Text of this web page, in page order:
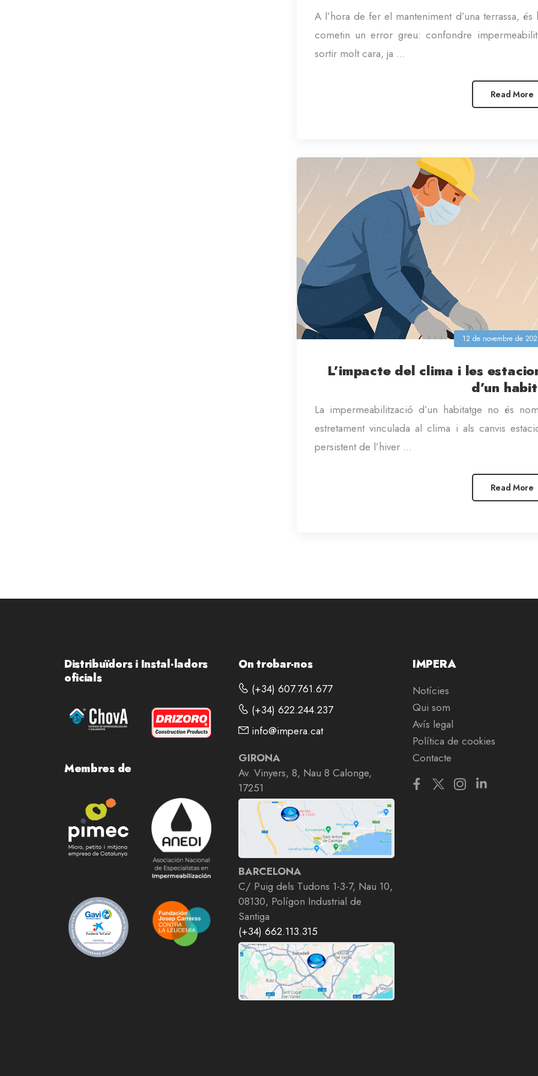
A l’hora de fer el manteniment d’una terrassa,
cometin un error greu: confondre
sortir molt cara, ja ...
Read More
12 de novembre de
L’impacte del clima i les
d’un
La impermeabilització d’un habitatge no és
estretament vinculada al clima i als canvis
persistent de l’hiver ...
Read More
Distribuïdors i Instal·ladors
oficials
Membres de
On trobar-nos
(+34) 607.761.677
(+34) 622.244.237
info@impera.cat
GIRONA
Av. Vinyers, 8, Nau 8 Calonge,
17251
BARCELONA
C/ Puig dels Tudons 1-3-7, Nau 10,
08130, Polígon Industrial de
Santiga
(+34) 662.113.315
IMPERA
Notícies
Qui som
Avís legal
Política de cookies
Contacte